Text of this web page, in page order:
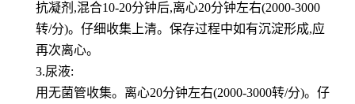
抗凝剂,混合10-20分钟后,离心20分钟左右(2000-3000
转/分)。仔细收集上清。保存过程中如有沉淀形成,应
再次离心。
3.尿液:
用无菌管收集。离心20分钟左右(2000-3000转/分)。仔